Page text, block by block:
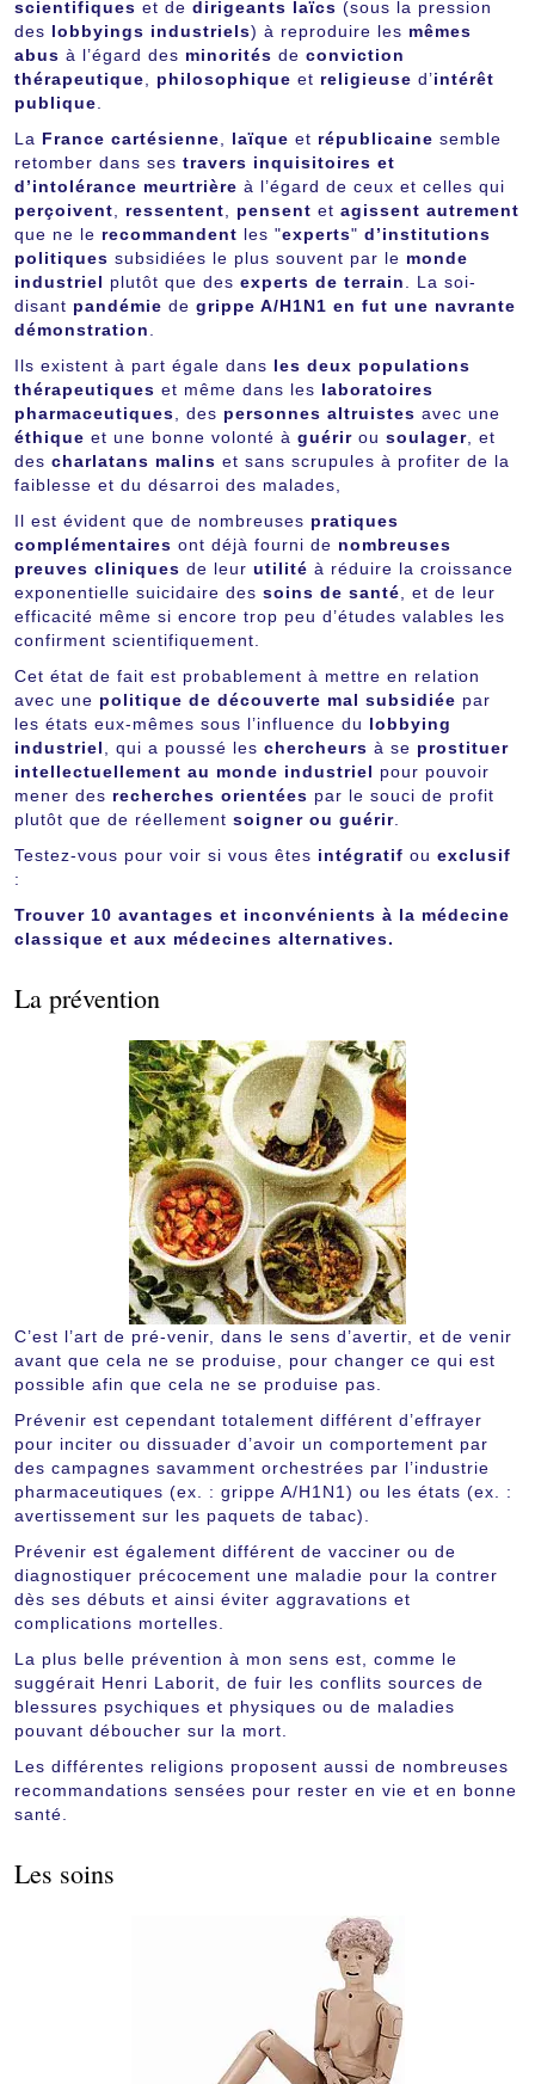
scientifiques et de dirigeants laïcs (sous la pression
des lobbyings industriels) à reproduire les mêmes
abus à l’égard des minorités de conviction
thérapeutique
philosophique et religieuse d’intérêt
publique
La France cartésienne laïque et républicaine semble
retomber dans ses travers inquisitoires et
d’intolérance meurtrière à l’égard de ceux et celles qui
perçoivent
ressentent pensent et agissent autrement
que ne le recommandent les "experts" d’institutions
politiques subsidiées le plus souvent par le monde
industriel plutôt que des experts de terrain
. La soi-
disant pandémie de grippe A/H1N1 en fut une navrante
démonstration
Ils existent à part égale dans les deux populations
thérapeutiques et même dans les laboratoires
pharmaceutiques , des personnes altruistes avec une
éthique et une bonne volonté à guérir ou soulager , et
des charlatans malins et sans scrupules à profiter de la
faiblesse et du désarroi des malades,
Il est évident que de nombreuses pratiques
complémentaires ont déjà fourni de nombreuses
preuves cliniques de leur utilité à réduire la croissance
exponentielle suicidaire des soins de santé , et de leur
efficacité même si encore trop peu d’études valables les
confirment scientifiquement.
Cet état de fait est probablement à mettre en relation
avec une politique de découverte mal subsidiée par
les états eux-mêmes sous l’influence du lobbying
industriel
, qui a poussé les chercheurs à se prostituer
intellectuellement au monde industriel pour pouvoir
mener des recherches orientées par le souci de profit
plutôt que de réellement soigner ou guérir
Testez-vous pour voir si vous êtes intégratif ou exclusif
:
Trouver 10 avantages et inconvénients à la médecine
classique et aux médecines alternatives.
La prévention
C’est l’art de pré-venir, dans le sens d’avertir, et de venir
avant que cela ne se produise, pour changer ce qui est
possible afin que cela ne se produise pas.
Prévenir est cependant totalement différent d’effrayer
pour inciter ou dissuader d’avoir un comportement par
des campagnes savamment orchestrées par l’industrie
pharmaceutiques (ex. : grippe A/H1N1) ou les états (ex. :
avertissement sur les paquets de tabac).
Prévenir est également différent de vacciner ou de
diagnostiquer précocement une maladie pour la contrer
dès ses débuts et ainsi éviter aggravations et
complications mortelles.
La plus belle prévention à mon sens est, comme le
suggérait Henri Laborit, de fuir les conflits sources de
blessures psychiques et physiques ou de maladies
pouvant déboucher sur la mort.
Les différentes religions proposent aussi de nombreuses
recommandations sensées pour rester en vie et en bonne
santé.
Les soins